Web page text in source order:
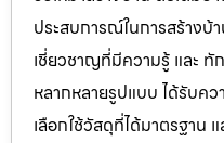
ประสบการณ์ในการสร้าง
เชี่ยวชาญที่มีความรู้ และ ทั
หลากหลายรูปแบบ ได้รับคว
เลือกใช้วัสดุที่ได้มาตรฐาน